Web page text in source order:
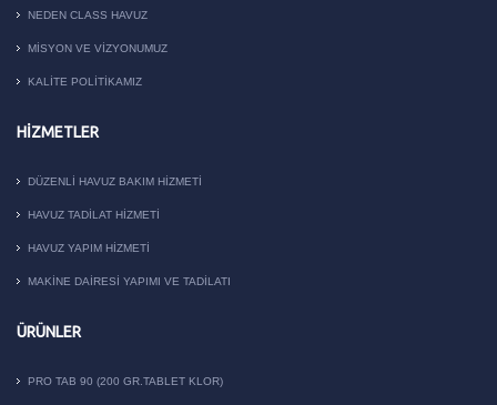
NEDEN CLASS HAVUZ
MISYON VE VIZYONUMUZ
KALITE POLITIKAMIZ
HIZMETLER
DÜZENLI HAVUZ BAKIM HIZMETI
HAVUZ TADILAT HIZMETI
HAVUZ YAPIM HIZMETI
MAKİNE DAİRESİ YAPIMI VE TADİLATI
ÜRÜNLER
PRO TAB 90 (200 GR.TABLET KLOR)